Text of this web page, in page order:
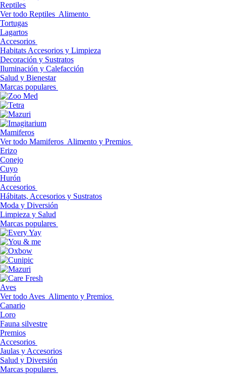
Reptiles
Ver todo Reptiles Alimento
Tortugas
Lagartos
Accesorios
Habitats Accesorios y Limpieza
Decoración y Sustratos
Iluminación y Calefacción
Salud y Bienestar
Marcas populares
Mamiferos
Ver todo Mamiferos Alimento y Premios
Erizo
Conejo
Cuyo
Hurón
Accesorios
Hábitats, Accesorios y Sustratos
Moda y Diversión
Limpieza y Salud
Marcas populares
Aves
Ver todo Aves Alimento y Premios
Canario
Loro
Fauna silvestre
Premios
Accesorios
Jaulas y Accesorios
Salud y Diversión
Marcas populares